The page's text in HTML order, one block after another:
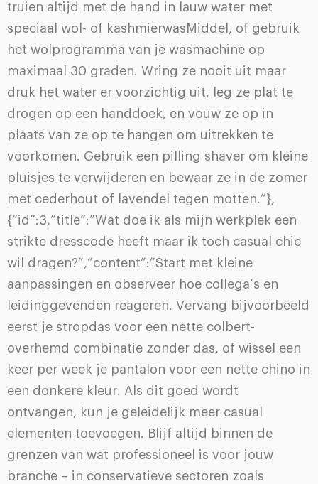
truien altijd met de hand in lauw water met
speciaal wol- of kashmierwasMiddel, of gebruik
het wolprogramma van je wasmachine op
maximaal 30 graden. Wring ze nooit uit maar
druk het water er voorzichtig uit, leg ze plat te
drogen op een handdoek, en vouw ze op in
plaats van ze op te hangen om uitrekken te
voorkomen. Gebruik een pilling shaver om kleine
pluisjes te verwijderen en bewaar ze in de zomer
met cederhout of lavendel tegen motten.”},
{“id”:3,”title”:”Wat doe ik als mijn werkplek een
strikte dresscode heeft maar ik toch casual chic
wil dragen?”,”content”:”Start met kleine
aanpassingen en observeer hoe collega’s en
leidinggevenden reageren. Vervang bijvoorbeeld
eerst je stropdas voor een nette colbert-
overhemd combinatie zonder das, of wissel een
keer per week je pantalon voor een nette chino in
een donkere kleur. Als dit goed wordt
ontvangen, kun je geleidelijk meer casual
elementen toevoegen. Blijf altijd binnen de
grenzen van wat professioneel is voor jouw
branche – in conservatieve sectoren zoals